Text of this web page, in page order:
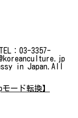
：03-3357-
in Japan.All
モード転換】